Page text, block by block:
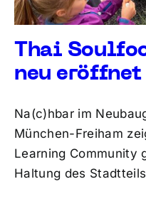
Thai
neu eröffnet
Na(c)hbar im
München-Freiham
Learning Community
Haltung des